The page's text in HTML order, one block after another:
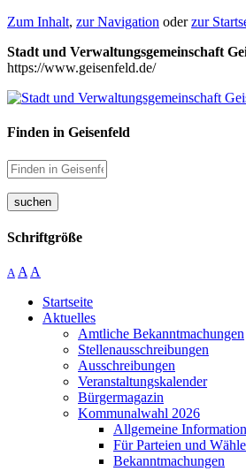
Zum Inhalt, zur Navigation oderzur
Stadt und Verwaltungsgemeinschaft
https://www.geisenfeld.de/
Finden in Geisenfeld
suchen
Schriftgröße
A A A
Startseite
Aktuelles
Amtliche Bekanntmachungen
Stellenausschreibungen
Ausschreibungen
Veranstaltungskalender
Bürgermagazin
Kommunalwahl 2026
Allgemeine
Für Parteien und
Bekanntmachungen